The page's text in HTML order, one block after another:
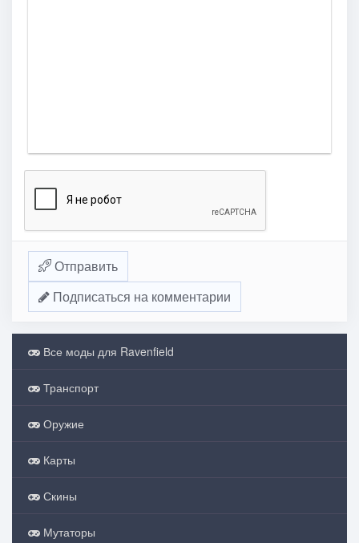
Отправить
Подписаться на комментарии
Все моды для Ravenfield
Транспорт
Оружие
Карты
Скины
Мутаторы